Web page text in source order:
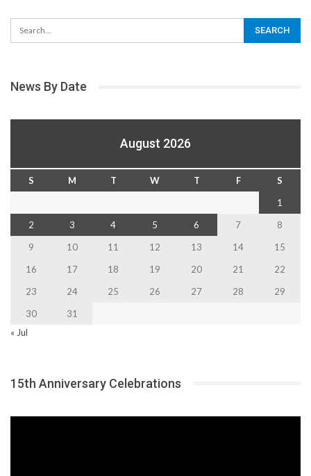
News By Date
August 2026
S M T W T F
S
1
2
3 4 5 6 7
8
9
10 11 12 13 14
15
16
17 18 19 20 21
22
23
24 25 26 27 28
29
30
31
« Jul
15th Anniversary Celebrations